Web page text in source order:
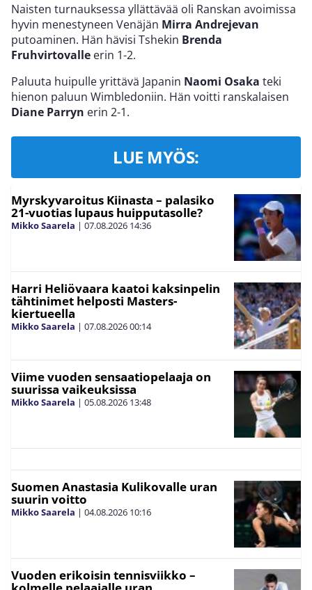
Naisten turnauksessa yllättävää oli Ranskan avoimissa
hyvin menestyneen Venäjän Mirra Andrejevan
putoaminen. Hän hävisi Tshekin Brenda
Fruhvirtovalle erin 1-2.
Paluuta huipulle yrittävä Japanin Naomi Osaka teki
hienon paluun Wimbledoniin. Hän voitti ranskalaisen
Diane Parryn erin 2-1.
LUE MYÖS:
Myrskyvaroitus Kiinasta – palasiko
21-vuotias lupaus huipputasolle?
Mikko Saarela | 07.08.2026 14:36
Harri Heliövaara kaatoi kaksinpelin
tähtinimet helposti Masters-
kiertueella
Mikko Saarela | 07.08.202600:14
Viime vuoden sensaatiopelaaja on
suurissa vaikeuksissa
Mikko Saarela | 05.08.2026 13:48
Suomen Anastasia Kulikovalle uran
suurin voitto
Mikko Saarela | 04.08.2026 10:16
Vuoden erikoisin tennisviikko –